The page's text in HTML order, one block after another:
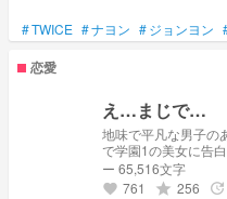
#TWICE #ナヨン #ジョンヨン
恋愛
え…まじで…
地味で平凡な男子のあなた 本当はイケメン…？
で学園1の美女に告白をされて…!? 一
帰により不定期更新
ー 65,516文字
favorite 761 grade 256 update